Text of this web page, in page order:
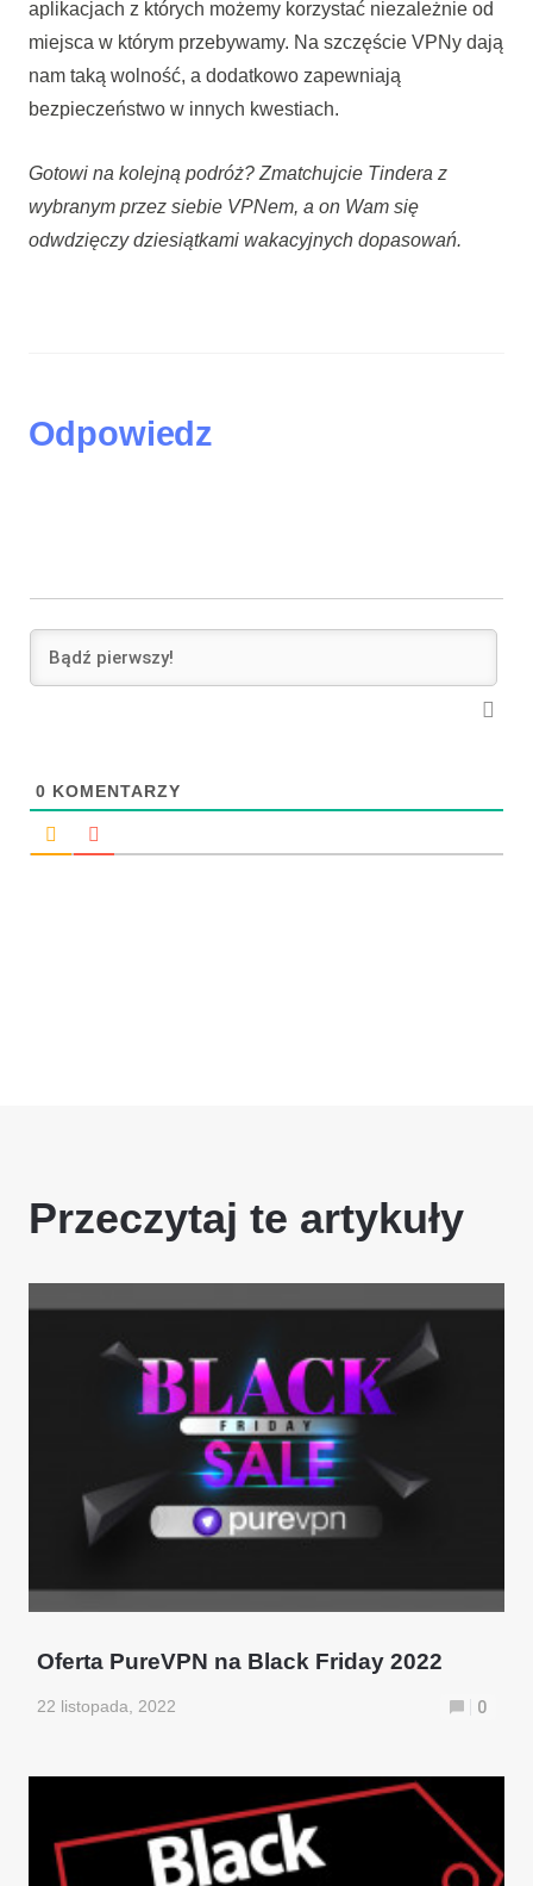
aplikacjach z których możemy korzystać niezależnie od
miejsca w którym przebywamy. Na szczęście VPNy dają
nam taką wolność, a dodatkowo zapewniają
bezpieczeństwo w innych kwestiach.
Gotowi na kolejną podróż? Zmatchujcie Tindera z
wybranym przez siebie VPNem, a on Wam się
odwdzięczy dziesiątkami wakacyjnych dopasowań.
Odpowiedz
0 KOMENTARZY
Przeczytaj te artykuły
Oferta PureVPN na Black Friday 2022
22 listopada, 2022 0